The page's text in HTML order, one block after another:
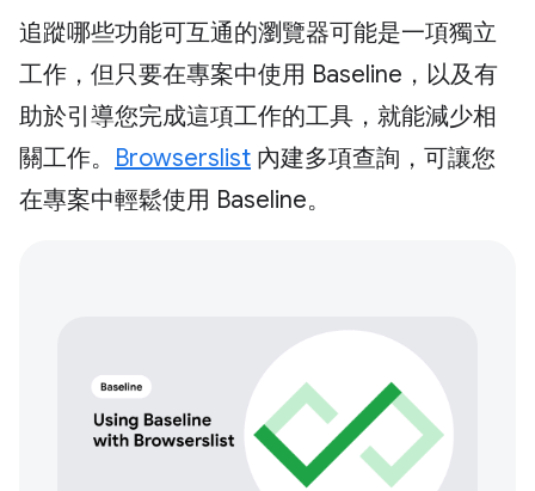
追蹤哪些功能可互通的瀏覽器可能是一項獨立
工作，但只要在專案中使用 Baseline，以及有
助於引導您完成這項工作的工具，就能減少相
關工作。 Browserslist 內建多項查詢，可讓您
在專案中輕鬆使用 Baseline。